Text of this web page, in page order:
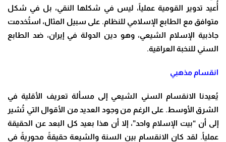
أُعيد تدوير القومية عملياً، ليس في شكلها النقي، بل في شكل
متوافق مع الطابع الإسلامي للنظام. على سبيل المثال، استُخدمت
جاذبية الإسلام الشيعي، وهو دين الدولة في إيران، ضد الطابع
السني للنخبة العراقية.
انقسام مذهبي
يُعيدنا الانقسام السني الشيعي إلى مسألة تعريف الأقلية في
الشرق الأوسط. على الرغم من وجود العديد من الأقوال التي تُشير
إلى أن “بيت الإسلام واحد”، إلا أن هذا بعيد كل البعد عن الحقيقة
عملياً. لقد كان الانقسام بين السنة والشيعة حقيقةً محوريةً في